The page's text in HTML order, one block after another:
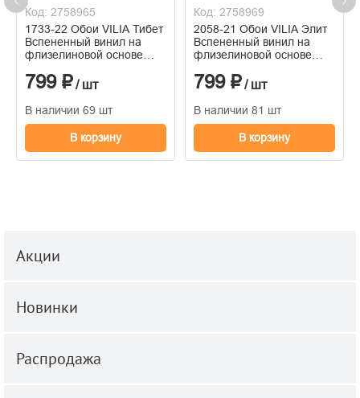
Код: 2758965
1733-22 Обои VILIA Тибет
Вспененный винил на
флизелиновой основе
799 ₽/ шт
В наличии 69 шт
В корзину
Код: 2758969
2058-21 Обои VILIA Элит
Вспененный винил на
флизелиновой основе
799 ₽/ шт
В наличии 81 шт
В корзину
Акции
Новинки
Распродажа